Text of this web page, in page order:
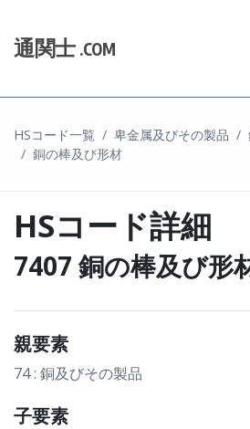
通関士 .COM
HSコード一覧 卑金属及びその製品
銅の棒及び形材
HSコード詳細
7407 銅の棒及び形
親要素
74 : 銅及びその製品
子要素
通関士NEWS
HSコード